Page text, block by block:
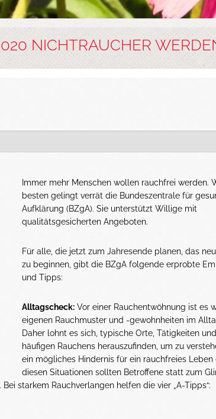
NICHTRAUCHER
Immer mehr Menschen wollen rauchfrei werden.
besten gelingt verrät die Bundeszentrale für
Aufklärung (BZgA). Sie unterstützt Willige mit
qualitätsgesicherten Angeboten.
Für alle, die jetzt zum Jahresende planen, das
zu beginnen, gibt die BZgA folgende erprobte
und Tipps:
Alltagscheck: Vor einer Rauchentwöhnung ist es
eigenen Rauchmuster und -gewohnheiten im
Daher lohnt es sich, typische Orte, Tätigkeiten
häufigen Rauchens herauszufinden, um zu
ein mögliches Hindernis für ein rauchfreies Leben
diesen Situationen sollten Betroffene statt zum
starkem Rauchverlangen helfen die vier „A-Tipps“: